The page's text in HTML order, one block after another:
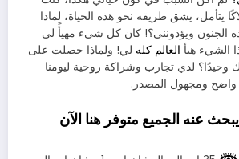
يتأمل، يشق طريقه نحو هذه الحياة، لماذا
الجنون ويؤذونني؟! كان كل شيء مهيأً لي
الشيء هيأ العالم كله لي! ولماذا حصلت على
وحيدًا؟ لدي تجارب وشراكة روحية ليومنا
واضح ومجهول المصدر.
عنه الجميع متوفر هنا الآن